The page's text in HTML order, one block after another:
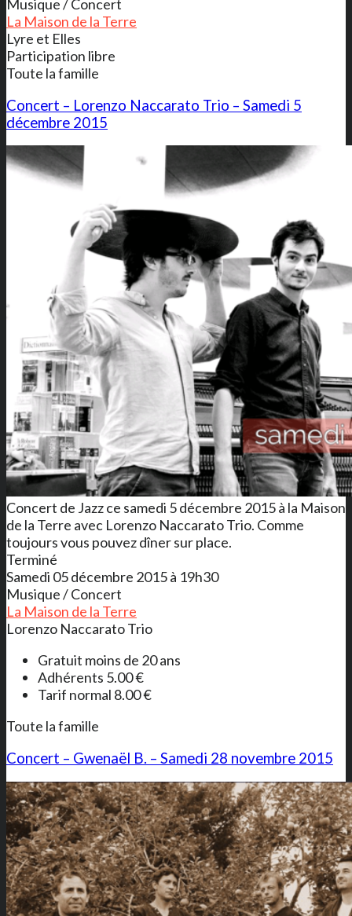
Musique / Concert
La Maison de la Terre
Lyre et Elles
Participation libre
Toute la famille
Concert – Lorenzo Naccarato Trio – Samedi 5
décembre 2015
Concert de Jazz ce samedi 5 décembre 2015 à la Maison
de la Terre avec Lorenzo Naccarato Trio. Comme
toujours vous pouvez dîner sur place.
Terminé
Samedi 05 décembre 2015 à 19h30
Musique / Concert
La Maison de la Terre
Lorenzo Naccarato Trio
Gratuit moins de 20 ans
Adhérents 5.00 €
Tarif normal 8.00 €
Toute la famille
Concert – Gwenaël B. – Samedi 28 novembre 2015